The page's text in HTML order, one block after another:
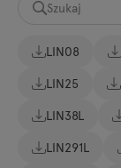
LIN08
LIN25
LIN38L
LIN291L